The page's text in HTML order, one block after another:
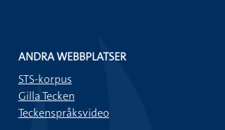
ANDRA WEBBPLATSER
STS-korpus
Gilla Tecken
Teckenspråksvideo